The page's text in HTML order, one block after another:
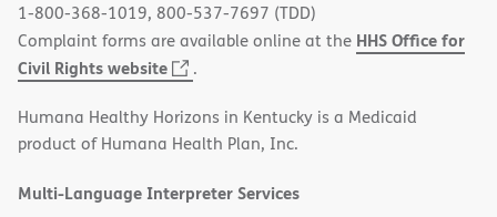
1-800-368-1019, 800-537-7697 (TDD)
Complaint forms are available online at the HHS Office for
Civil Rights website
(opens
new
window)
.
Humana Healthy Horizons in Kentucky is a Medicaid
product of Humana Health Plan, Inc.
Multi-Language Interpreter Services